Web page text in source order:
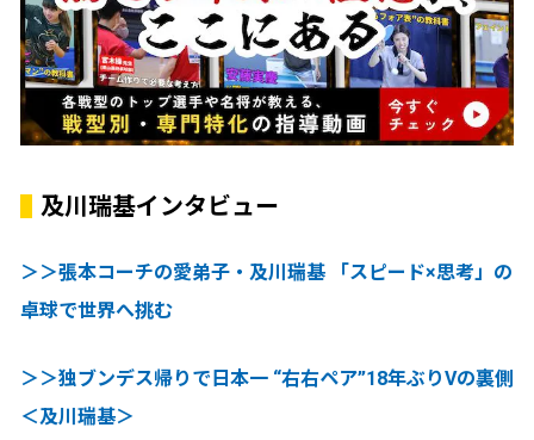
及川瑞基インタビュー
＞＞張本コーチの愛弟子・及川瑞基 「スピード×思考」の
卓球で世界へ挑む
＞＞独ブンデス帰りで日本一 “右右ペア”18年ぶりVの裏側
＜及川瑞基＞